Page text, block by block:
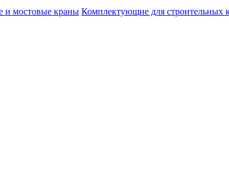
и мостовые краны Комплектующие для строительных